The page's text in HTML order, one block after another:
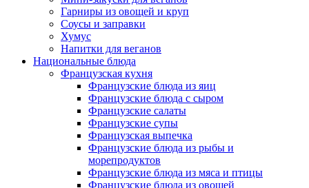
Гарниры из овощей и круп
Соусы и заправки
Хумус
Напитки для веганов
Национальные блюда
Французская кухня
Французские блюда из яиц
Французские блюда с сыром
Французские салаты
Французские супы
Французская выпечка
Французские блюда из рыбы и
морепродуктов
Французские блюда из мяса и птицы
Французские блюда из овощей